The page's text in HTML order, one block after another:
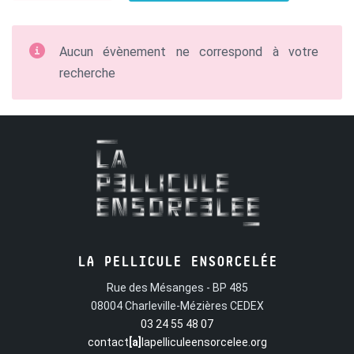
Aucun évènement ne correspond à votre
recherche
LA PELLICULE ENSORCELÉE
Rue des Mésanges - BP 485
08004 Charleville-Mézières CEDEX
03 24 55 48 07
contact [a] lapelliculeensorcelee.org